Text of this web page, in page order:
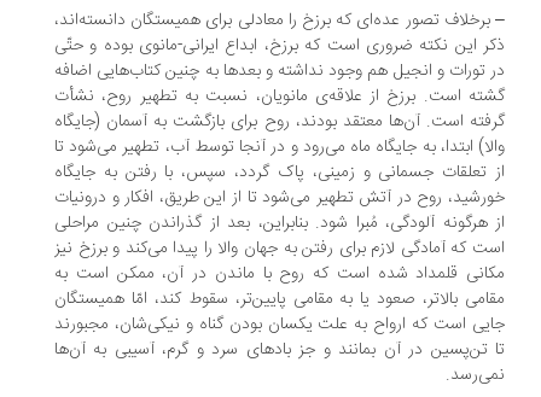
تصور عده‌ای که برزخ را معادلی برای همیستگان دانسته‌اند،
این نکته ضروری است که برزخ، ابداع ایرانی-مانوی بوده و حتّی
تورات و انجیل هم وجود نداشته و بعد‌ها به چنین کتاب‌هایی اضافه
است. برزخ از علاقه‌ی مانویان، نسبت به تطهیر روح، نشأت
است. آن‌ها معتقد بودند، روح برای بازگشت به آسمان (جایگاه
ابتدا، به جایگاه ماه می‌رود و در آنجا توسط آب، تطهیر می‌شود تا
تعلقات جسمانی و زمینی، پاک گردد، سپس، با رفتن به جایگاه
روح در آتش تطهیر می‌شود تا از این طریق، افکار و درونیات‌
هرگونه آلودگی، مُبرا شود. بنابراین، بعد از گذراندن چنین مراحلی
که آمادگی لازم برای رفتن به جهان والا را پیدا می‌کند و برزخ نیز
قلمداد شده است که روح با ماندن در آن‌، ممکن است به
بالاتر، صعود یا به مقامی پایین‌تر، سقوط کند، امّا همیستگان
است که ارواح به علت یکسان بودن گناه و نیکی‌شان، مجبورند
تن‌پسین در آن بمانند و جز باد‌های سرد و گرم، آسیبی به آن‌ها